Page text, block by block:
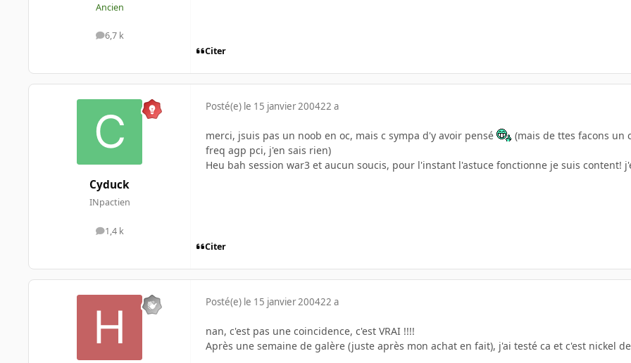
Ancien
6,7 k
messages
Citer
Cyduck
INpactien
1,4 k
messages
Posté(e) le 15 janvier 200422 a
merci, jsuis pas un noob en oc, mais c sympa d'y avoir pensé
(mais de ttes facons un
freq agp pci, j'en sais rien)
Heu bah session war3 et aucun soucis, pour l'instant l'astuce fonctionne je suis content!
Citer
Posté(e) le 15 janvier 200422 a
nan, c'est pas une coincidence, c'est VRAI !!!!
Après une semaine de galère (juste après mon achat en fait), j'ai testé ca et c'est nickel